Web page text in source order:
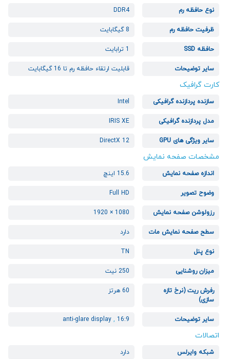
نوع حافظه رم DDR4
ظرفیت حافظه رم 8 گیگابایت
حافظه SSD 1 ترابایت
سایر توضیحات قابلیت ارتقاء حافظه رم تا 16 گیگابایت
کارت گرافیک
سازنده پردازنده گرافیکی Intel
مدل پردازنده گرافیکی IRIS XE
سایر ویژگی های GPU DirectX 12
مشخصات صفحه نمایش
اندازه صفحه نمایش 15.6 اینچ
وضوح تصویر Full HD
رزولوشن صفحه نمایش 1080 × 1920
سطح صفحه نمایش مات دارد
نوع پنل TN
میزان روشنایی 250 نیت
رفرش ریت (نرخ تازه
سازی)
60 هرتز
سایر توضیحات anti-glare display , 16:9
اتصالات
شبکه وایرلس دارد